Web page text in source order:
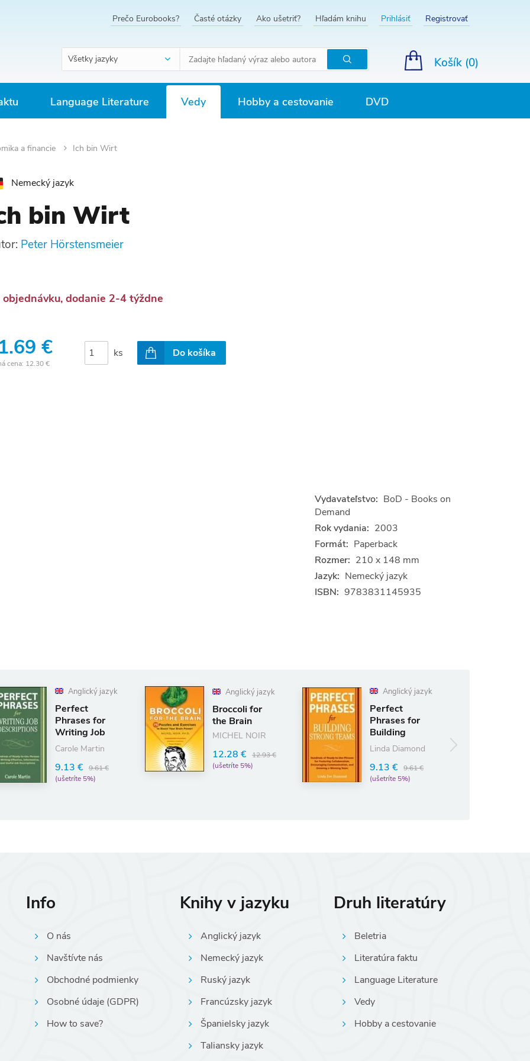
Prečo Eurobooks? Časté otázky Ako ušetriť? Hľadám knihu Prihlásiť Registrovať
Všetky jazyky
Hľadať
Košík (0)
Language Literature Vedy Hobby a cestovanie DVD
a financie Ich bin Wirt
Nemecký jazyk
bin Wirt
Peter Hörstensmeier
objednávku, dodanie 2-4 týždne
€
cena: 12.30 €
ks Do košíka
Vydavateľstvo: BoD - Books on
Demand
Rok vydania: 2003
Formát: Paperback
Rozmer: 210 x 148 mm
Jazyk: Nemecký jazyk
ISBN: 9783831145935
Anglický jazyk
for
Job
Martin
€
9.61 €
5%)
Anglický jazyk
Broccoli for
the Brain
MICHEL NOIR
12.28 € 12.93 €
(ušetríte 5%)
Anglický jazyk
Perfect
Phrases for
Building
Strong Teams
Linda Diamond
9.13 € 9.61 €
(ušetríte 5%)
Info
O nás
Navštívte nás
Obchodné podmienky
Osobné údaje (GDPR)
How to save?
Knihy v jazyku
Anglický jazyk
Nemecký jazyk
Ruský jazyk
Francúzsky jazyk
Španielsky jazyk
Taliansky jazyk
Druh literatúry
Beletria
Literatúra faktu
Language Literature
Vedy
Hobby a cestovanie